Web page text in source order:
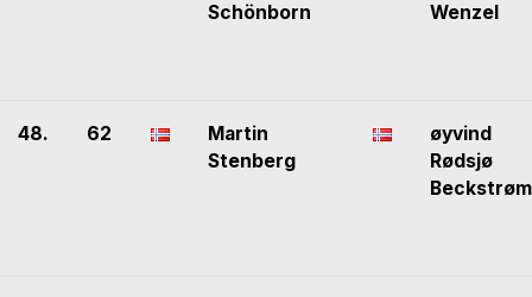
Schönborn
Wenzel
48. 62
Martin
Stenberg
øyvind
Rødsjø
Beckstrøm